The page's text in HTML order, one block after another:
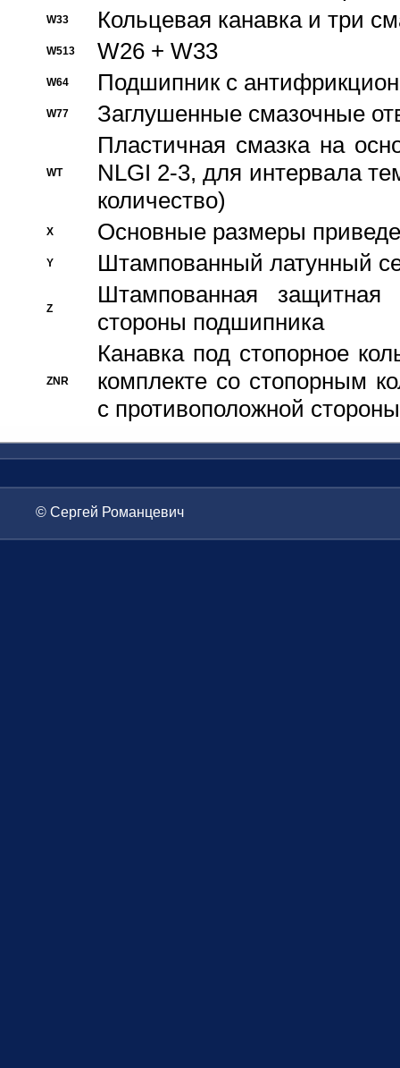
W33 Кольцевая канавка и три
W513 W26 + W33
W64 Подшипник с
W77 Заглушенные смазочные
WT
Пластичная смазка на
NLGI 2-3, для интервала
количество)
X Основные размеры
Y Штампованный латунный
Z
Штампованная
стороны подшипника
ZNR
Канавка под стопорное
комплекте со стопорным
с противоположной стороны
© Сергей Романцевич